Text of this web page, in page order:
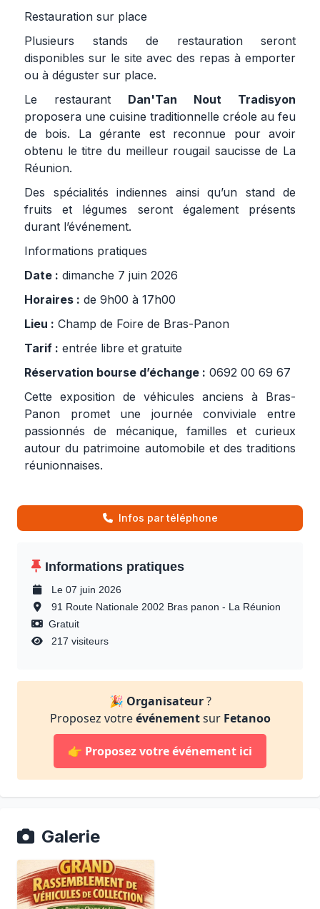
Restauration sur place
Plusieurs stands de restauration seront
disponibles sur le site avec des repas à emporter
ou à déguster sur place.
Le restaurant Dan'Tan Nout Tradisyon
proposera une cuisine traditionnelle créole au feu
de bois. La gérante est reconnue pour avoir
obtenu le titre du meilleur rougail saucisse de La
Réunion.
Des spécialités indiennes ainsi qu’un stand de
fruits et légumes seront également présents
durant l’événement.
Informations pratiques
Date : dimanche 7 juin 2026
Horaires : de 9h00 à 17h00
Lieu : Champ de Foire de Bras-Panon
Tarif : entrée libre et gratuite
Réservation bourse d’échange : 0692 00 69 67
Cette exposition de véhicules anciens à Bras-
Panon promet une journée conviviale entre
passionnés de mécanique, familles et curieux
autour du patrimoine automobile et des traditions
réunionnaises.
Infos par téléphone
Informations pratiques
Le 07 juin 2026
91 Route Nationale 2002 Bras panon - La Réunion
Gratuit
217 visiteurs
🎉 Organisateur?
Proposez votreévénementsur Fetanoo
👉 Proposez votre événement ici
Galerie